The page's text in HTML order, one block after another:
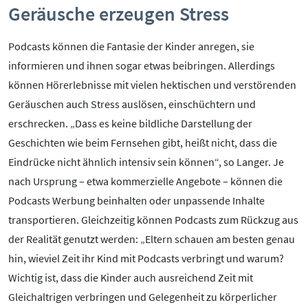
Geräusche erzeugen Stress
Podcasts können die Fantasie der Kinder anregen, sie
informieren und ihnen sogar etwas beibringen. Allerdings
können Hörerlebnisse mit vielen hektischen und verstörenden
Geräuschen auch Stress auslösen, einschüchtern und
erschrecken. „Dass es keine bildliche Darstellung der
Geschichten wie beim Fernsehen gibt, heißt nicht, dass die
Eindrücke nicht ähnlich intensiv sein können“, so Langer. Je
nach Ursprung – etwa kommerzielle Angebote – können die
Podcasts Werbung beinhalten oder unpassende Inhalte
transportieren. Gleichzeitig können Podcasts zum Rückzug aus
der Realität genutzt werden: „Eltern schauen am besten genau
hin, wieviel Zeit ihr Kind mit Podcasts verbringt und warum?
Wichtig ist, dass die Kinder auch ausreichend Zeit mit
Gleichaltrigen verbringen und Gelegenheit zu körperlicher